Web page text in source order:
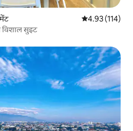
औसत रेटिंग 5 में से
4.93 (114)
सुइट